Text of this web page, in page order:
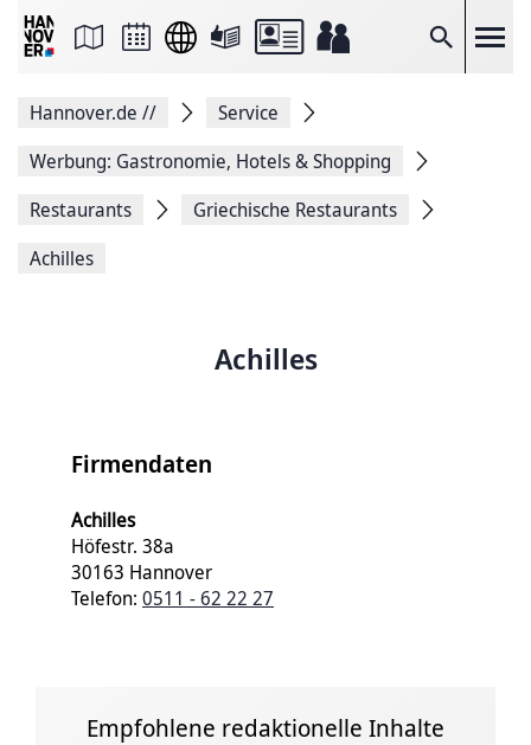
Suche
Seite
Facebook
teilen
Seitenlink
Seite
Hannover.de //
Service
Werbung: Gastronomie, Hotels & Shopping
Restaurants
Griechische Restaurants
Achilles
Achilles
Firmendaten
Achilles
Höfestr. 38a
30163 Hannover
Telefon: 0511 - 62 22 27
Empfohlene redaktionelle Inhalte